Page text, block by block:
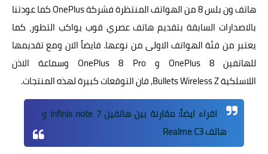
هاتف ون بلس 8 من الهواتف المنتظرة فشركة OnePlus كما عودتنا
بالاصدارات السابقة بتقديم هاتف عصري قوب يواكب التطور، كما
يعتبر من فئة الهواتف الاولى من نوعها. فايضاً الان ومع تقديمها
للهاتفين OnePlus 8 و OnePlus 8 Pro وسماعة الاذن
اللاسلكية Bullets Wireless Z, فان التوقعات كبيرة لهذه المنتجات.
اقراء ايضاً:
مقارنة بين هاتفين infinix note 7 و
هاتف Realme C3